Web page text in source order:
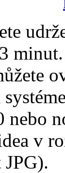
nebo
v